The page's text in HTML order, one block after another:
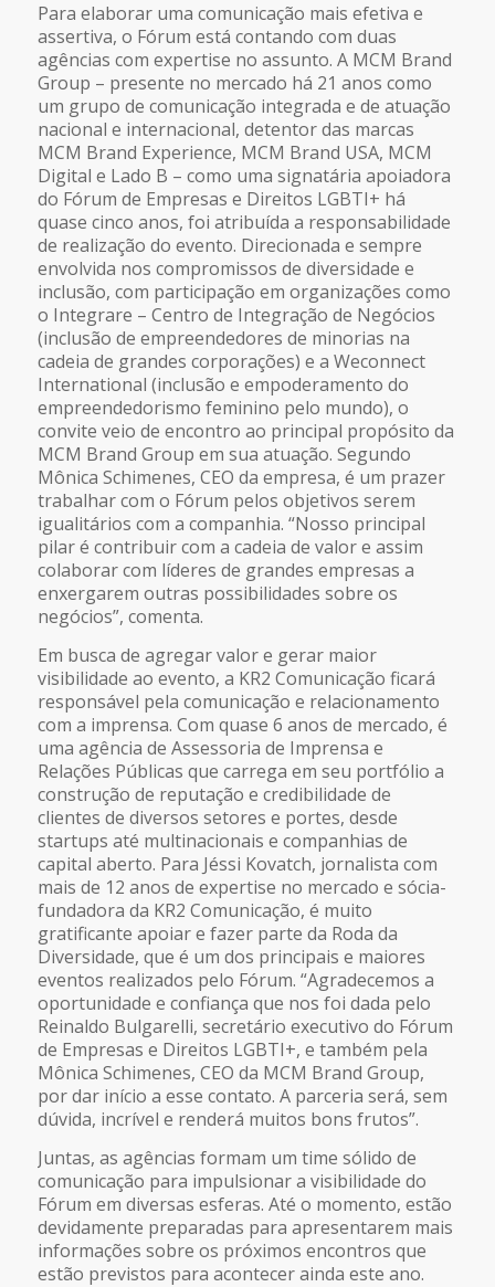
Para elaborar uma comunicação mais efetiva e
assertiva, o Fórum está contando com duas
agências com expertise no assunto. A MCM Brand
Group – presente no mercado há 21 anos como
um grupo de comunicação integrada e de atuação
nacional e internacional, detentor das marcas
MCM Brand Experience, MCM Brand USA, MCM
Digital e Lado B – como uma signatária apoiadora
do Fórum de Empresas e Direitos LGBTI+ há
quase cinco anos, foi atribuída a responsabilidade
de realização do evento. Direcionada e sempre
envolvida nos compromissos de diversidade e
inclusão, com participação em organizações como
o Integrare – Centro de Integração de Negócios
(inclusão de empreendedores de minorias na
cadeia de grandes corporações) e a Weconnect
International (inclusão e empoderamento do
empreendedorismo feminino pelo mundo), o
convite veio de encontro ao principal propósito da
MCM Brand Group em sua atuação. Segundo
Mônica Schimenes, CEO da empresa, é um prazer
trabalhar com o Fórum pelos objetivos serem
igualitários com a companhia. “Nosso principal
pilar é contribuir com a cadeia de valor e assim
colaborar com líderes de grandes empresas a
enxergarem outras possibilidades sobre os
negócios”, comenta.
Em busca de agregar valor e gerar maior
visibilidade ao evento, a KR2 Comunicação ficará
responsável pela comunicação e relacionamento
com a imprensa. Com quase 6 anos de mercado, é
uma agência de Assessoria de Imprensa e
Relações Públicas que carrega em seu portfólio a
construção de reputação e credibilidade de
clientes de diversos setores e portes, desde
startups até multinacionais e companhias de
capital aberto. Para Jéssi Kovatch, jornalista com
mais de 12 anos de expertise no mercado e sócia-
fundadora da KR2 Comunicação, é muito
gratificante apoiar e fazer parte da Roda da
Diversidade, que é um dos principais e maiores
eventos realizados pelo Fórum. “Agradecemos a
oportunidade e confiança que nos foi dada pelo
Reinaldo Bulgarelli, secretário executivo do Fórum
de Empresas e Direitos LGBTI+, e também pela
Mônica Schimenes, CEO da MCM Brand Group,
por dar início a esse contato. A parceria será, sem
dúvida, incrível e renderá muitos bons frutos”.
Juntas, as agências formam um time sólido de
comunicação para impulsionar a visibilidade do
Fórum em diversas esferas. Até o momento, estão
devidamente preparadas para apresentarem mais
informações sobre os próximos encontros que
estão previstos para acontecer ainda este ano.